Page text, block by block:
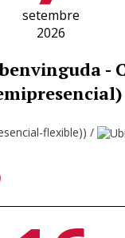
setembre
2026
-
flexible)) /